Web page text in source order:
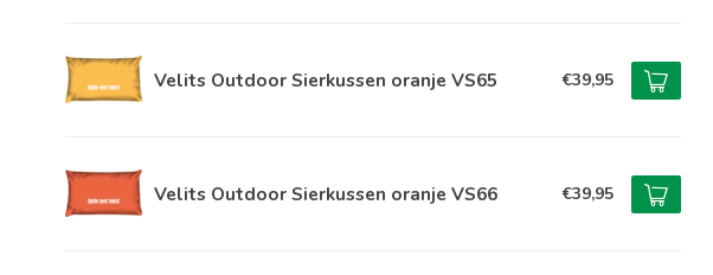
Velits Outdoor Sierkussen oranje VS65 €39,95
Velits Outdoor Sierkussen oranje VS66 €39,95